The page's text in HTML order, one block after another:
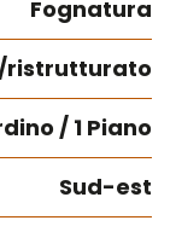
Fognatura
ristrutturato
Piano giardino / 1 Piano
Sud-est